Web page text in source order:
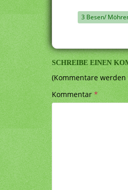
3 Besen/
SCHREIBE EINEN
(Kommentare
Kommentar*